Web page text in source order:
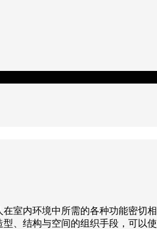
室内环境中所需的各种功能密切
、结构与空间的组织手段，可以